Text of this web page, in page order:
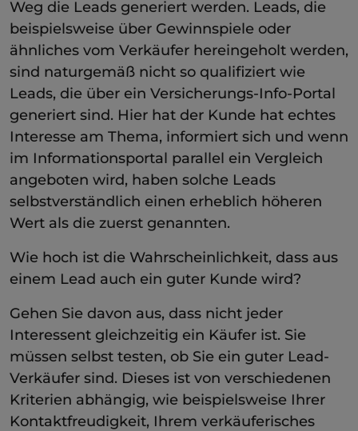
Weg die Leads generiert werden. Leads, die
beispielsweise über Gewinnspiele oder
ähnliches vom Verkäufer hereingeholt werden,
sind naturgemäß nicht so qualifiziert wie
Leads, die über ein Versicherungs-Info-Portal
generiert sind. Hier hat der Kunde hat echtes
Interesse am Thema, informiert sich und wenn
im Informationsportal parallel ein Vergleich
angeboten wird, haben solche Leads
selbstverständlich einen erheblich höheren
Wert als die zuerst genannten.
Wie hoch ist die Wahrscheinlichkeit, dass aus
einem Lead auch ein guter Kunde wird?
Gehen Sie davon aus, dass nicht jeder
Interessent gleichzeitig ein Käufer ist. Sie
müssen selbst testen, ob Sie ein guter Lead-
Verkäufer sind. Dieses ist von verschiedenen
Kriterien abhängig, wie beispielsweise Ihrer
Kontaktfreudigkeit, Ihrem verkäuferisches